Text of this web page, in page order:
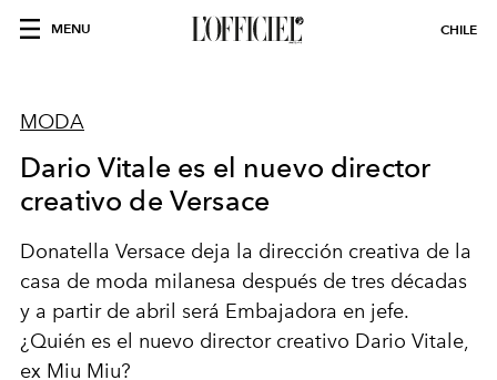
MENU CHILE
MODA
Dario Vitale es el nuevo director
creativo de Versace
Donatella Versace deja la dirección creativa de la
casa de moda milanesa después de tres décadas
y a partir de abril será Embajadora en jefe.
¿Quién es el nuevo director creativo Dario Vitale,
ex Miu Miu?